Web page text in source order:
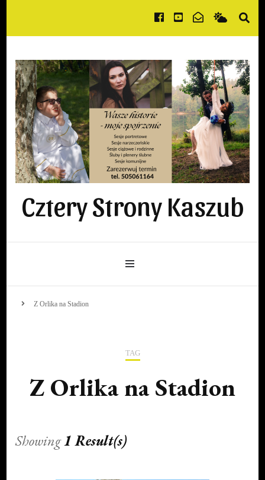
Cztery Strony Kaszub
Z Orlika na Stadion
TAG
Z Orlika na Stadion
Showing1 Result(s)